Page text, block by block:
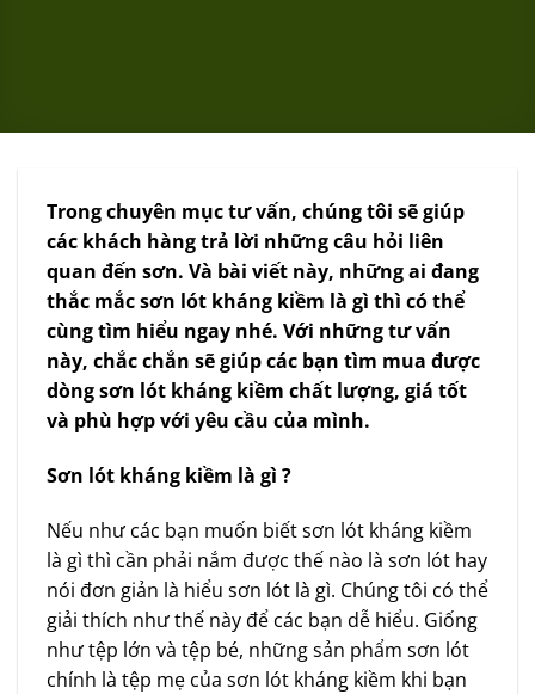
Trong chuyên mục tư vấn, chúng tôi sẽ giúp
các khách hàng trả lời những câu hỏi liên
quan đến sơn. Và bài viết này, những ai đang
thắc mắc sơn lót kháng kiềm là gì thì có thể
cùng tìm hiểu ngay nhé. Với những tư vấn
này, chắc chắn sẽ giúp các bạn tìm mua được
dòng sơn lót kháng kiềm chất lượng, giá tốt
và phù hợp với yêu cầu của mình.
Sơn lót kháng kiềm là gì ?
Nếu như các bạn muốn biết sơn lót kháng kiềm
là gì thì cần phải nắm được thế nào là sơn lót hay
nói đơn giản là hiểu sơn lót là gì. Chúng tôi có thể
giải thích như thế này để các bạn dễ hiểu. Giống
như tệp lớn và tệp bé, những sản phẩm sơn lót
chính là tệp mẹ của sơn lót kháng kiềm khi bạn